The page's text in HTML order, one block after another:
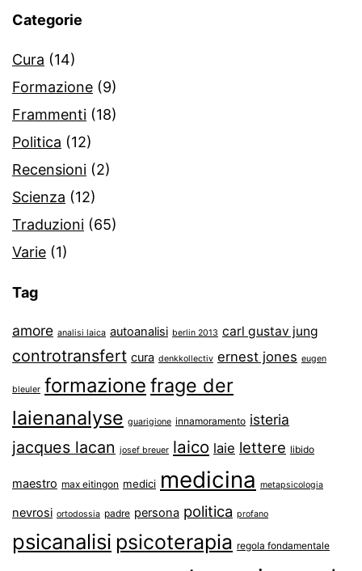
Categorie
Cura (14)
Formazione (9)
Frammenti (18)
Politica (12)
Recensioni (2)
Scienza (12)
Traduzioni (65)
Varie (1)
Tag
amore analisi laica autoanalisi berlin 2013 carl gustav jung
controtransfert cura denkkollectiv ernest jones eugen
bleuler formazione frage der
laienanalyse guarigione innamoramento isteria
jacques lacan josef breuer laico laie lettere libido
maestro max eitingon medici medicina metapsicologia
nevrosi ortodossia padre persona politica profano
psicanalisi psicoterapia regola fondamentale